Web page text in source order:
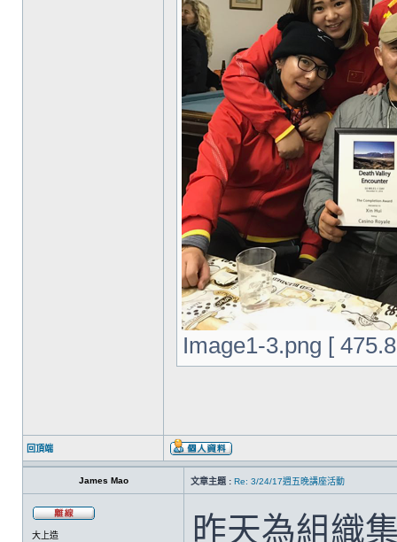
Image1-3.png [
回頂端
James Mao 文章主題 : Re: 3/24/17週五晚講座活動
大上造 昨天為組織